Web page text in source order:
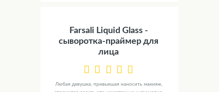
Farsali Liquid Glass -
сыворотка-праймер для
лица
Любая девушка, привыкшая наносить макияж,